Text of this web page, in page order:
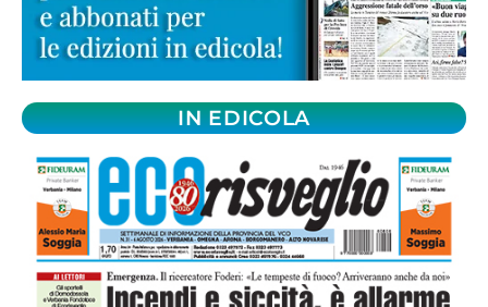
IN EDICOLA